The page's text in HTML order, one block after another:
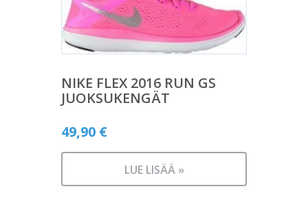
NIKE FLEX 2016 RUN GS
JUOKSUKENGÄT
49,90 €
LUE LISÄÄ »